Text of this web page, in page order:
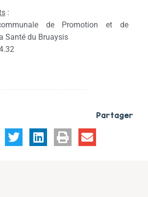
:
de Promotion et de
Santé du Bruaysis
Partager